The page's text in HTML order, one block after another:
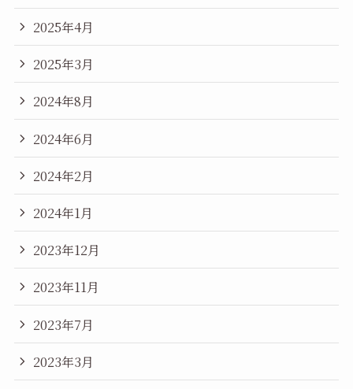
2025年4月
2025年3月
2024年8月
2024年6月
2024年2月
2024年1月
2023年12月
2023年11月
2023年7月
2023年3月